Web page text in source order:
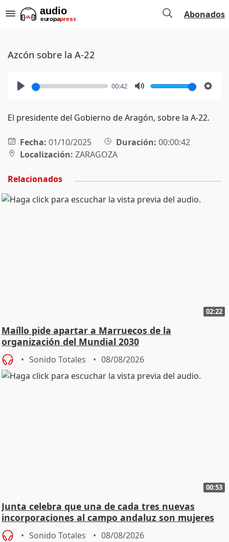
Abonados
Azcón sobre la A-22
00:42
El presidente del Gobierno de Aragón, sobre la A-22.
Fecha: 01/10/2025 Duración: 00:00:42
Localización: ZARAGOZA
Relacionados
02:22
Maíllo pide apartar a Marruecos de la
organización del Mundial 2030
Sonido Totales 08/08/2026
00:53
Junta celebra que una de cada tres nuevas
incorporaciones al campo andaluz son mujeres
jóvenes
Sonido Totales 08/08/2026